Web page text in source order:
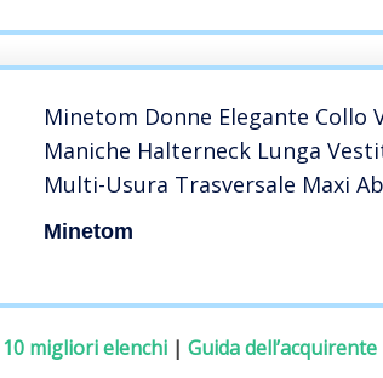
Minetom Donne Elegante Collo
Maniche Halterneck Lunga
Multi-Usura Trasversale Maxi
Matrimonio Banchetto Sera
Minetom
10 migliori elenchi | Guida dell’acquirente